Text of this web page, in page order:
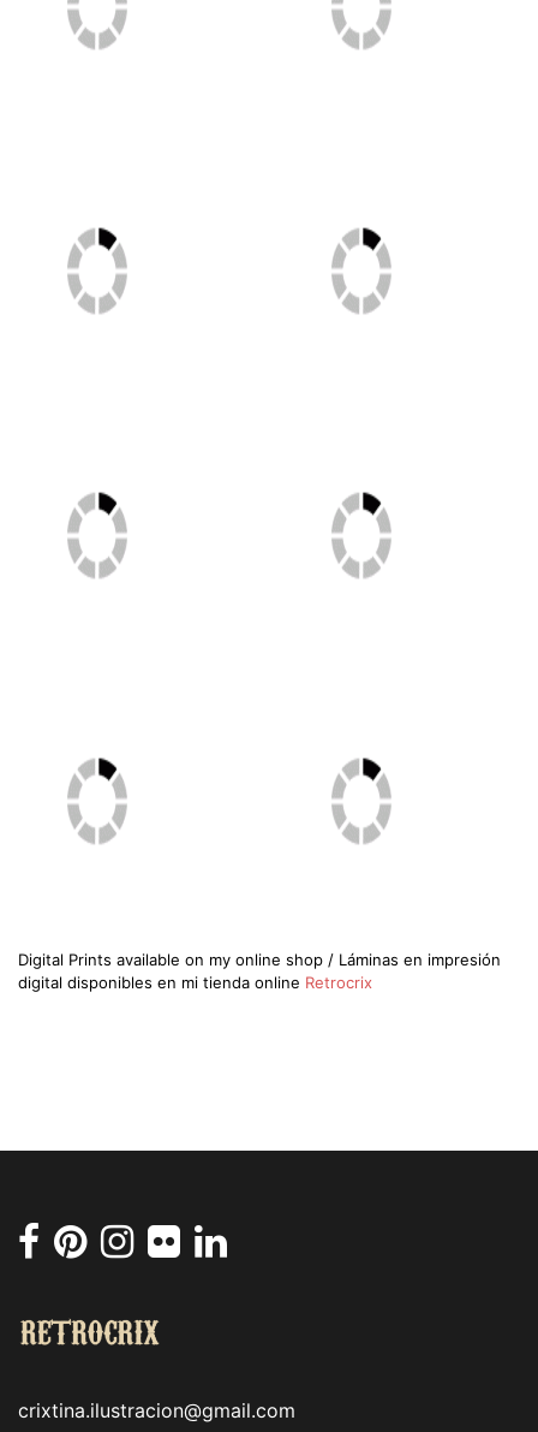
Digital Prints available on my online shop / Láminas en impresión
digital disponibles en mi tienda online Retrocrix
crixtina.ilustracion@gmail.com